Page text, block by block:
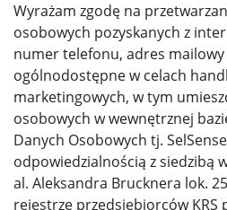
Wyrażam zgodę na
osobowych pozyskanych z
numer telefonu, adres mailowy
ogólnodostępne w celach
marketingowych, w tym
osobowych w wewnętrznej
Danych Osobowych tj.
odpowiedzialnością z siedzibą
al. Aleksandra Brucknera lok.
rejestrze przedsiębiorców KRS